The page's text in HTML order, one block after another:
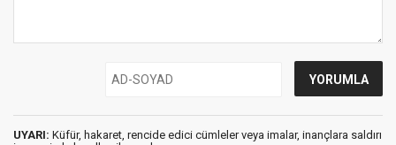
UYARI: Küfür, hakaret, rencide edici cümleler veya imalar, inançlara saldırı